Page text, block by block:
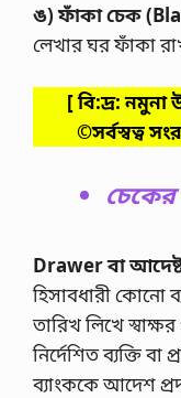
ঙ) ফাঁকা চেক (
লেখার ঘর ফাঁকা
[ বি:দ্র: নমুনা
©সর্বস্বত্ব
Drawer বা
হিসাবধারী কোনো
তারিখ লিখে
নির্দেশিত ব্যক্তি
ব্যাংককে আদেশ